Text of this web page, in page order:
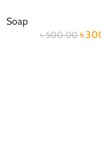
Soap
৳500.00 ৳